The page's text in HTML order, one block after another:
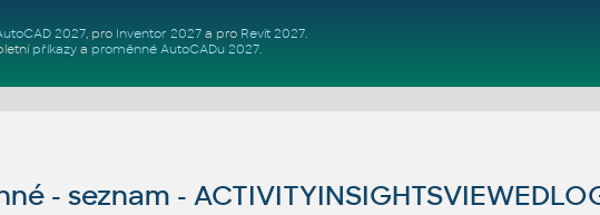
2027, pro Inventor 2027a pro Revit 2027.
příkazya proměnné AutoCADu 2027.
- seznam -